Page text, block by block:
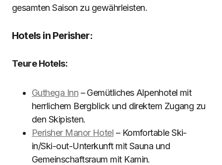
gesamten Saison zu gewährleisten.
Hotels in Perisher:
Teure Hotels:
Guthega Inn – Gemütliches Alpenhotel mit
herrlichem Bergblick und direktem Zugang zu
den Skipisten.
Perisher Manor Hotel – Komfortable Ski-
in/Ski-out-Unterkunft mit Sauna und
Gemeinschaftsraum mit Kamin.